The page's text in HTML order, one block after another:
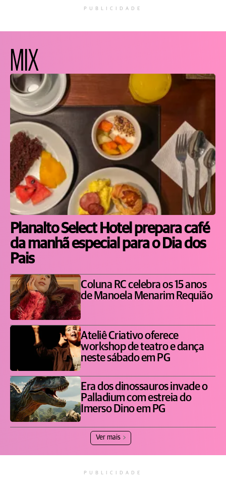
PUBLICIDADE
MIX
Planalto Select Hotel prepara café
da manhã especial para o Dia dos
Pais
Coluna RC celebra os 15 anos
de Manoela Menarim Requião
Ateliê Criativo oferece
workshop de teatro e dança
neste sábado em PG
Era dos dinossauros invade o
Palladium com estreia do
Imerso Dino em PG
Ver mais
PUBLICIDADE